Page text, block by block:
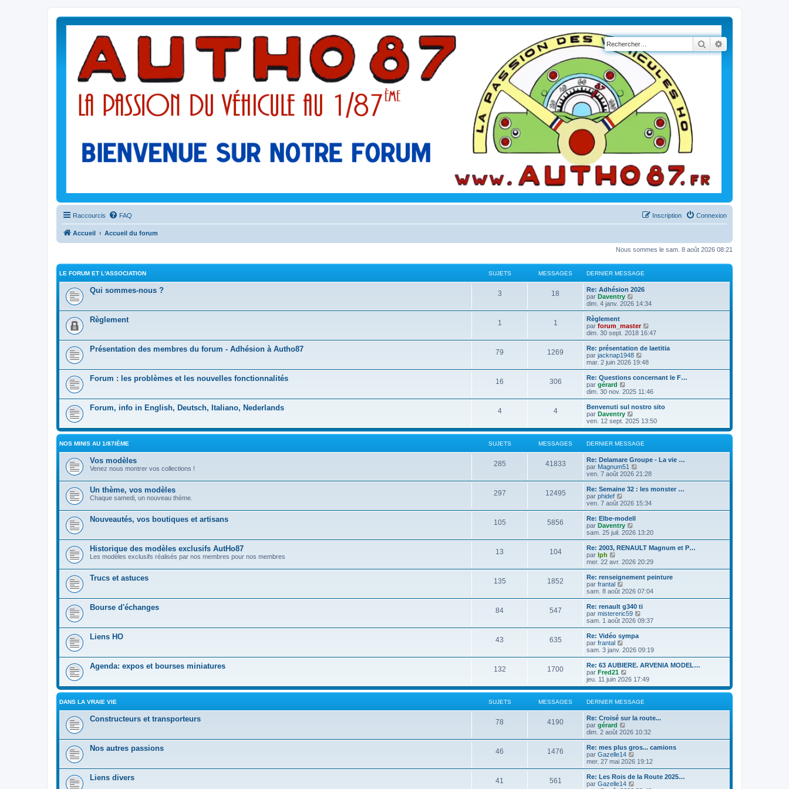
Rechercher
Raccourcis FAQ Connexion
Inscription
Accueil Accueil du forum
Nous sommes le sam. 8 août 2026 08:21
LE FORUM ET L'ASSOCIATION SUJETS MESSAGES DERNIER MESSAGE
Qui sommes-nous ? 3 18
Re: Adhésion 2026
par Daventry
o
n
u
l
r
l
e
e
n
i
e
m
e
s
s
a
g
e
dim. 4 janv. 2026 14:34
Règlement 1 1
Règlement
par forum_master
o
n
s
r
l
e
e
n
i
m
e
s
a
g
dim. 30 sept. 2018 16:47
Présentation des membres du forum - Adhésion à Autho87 79 1269
Re: présentation de laetitia
par jacknap1948
o
n
s
l
e
r
l
e
d
r
n
i
r
m
e
s
a
mar. 2 juin 2026 19:48
Forum : les problèmes et les nouvelles fonctionnalités 16 306
Re: Questions concernant le F…
par gérard
o
n
s
u
l
e
r
l
e
d
e
r
n
i
r
m
e
s
s
a
g
dim. 30 nov. 2025 11:46
Forum, info in English, Deutsch, Italiano, Nederlands 4 4
Benvenuti sul nostro sito
par Daventry
o
n
s
u
e
r
l
e
d
r
n
r
m
e
s
a
g
ven. 12 sept. 2025 13:50
NOS MINIS AU 1/87IÈME SUJETS MESSAGES DERNIER MESSAGE
Vos modèles
Venez nous montrer vos collections !
285 41833
Re: Delamare Groupe - La vie …
par Magnum51
o
n
s
l
l
e
e
n
i
e
m
e
s
s
a
g
e
ven. 7 août 2026 21:28
Un thème, vos modèles
Chaque samedi, un nouveau thème.
297 12495
Re: Semaine 32 : les monster …
par phidef
o
n
s
u
l
e
r
l
e
e
n
i
e
r
m
e
s
a
g
e
ven. 7 août 2026 15:34
Nouveautés, vos boutiques et artisans 105 5856
Re: Elbe-modell
par Daventry
o
n
s
l
r
l
e
e
r
n
i
e
m
e
s
a
g
e
sam. 25 juil. 2026 13:20
Historique des modèles exclusifs AutHo87
Les modèles exclusifs réalisés par nos membres pour nos membres
13 104
Re: 2003, RENAULT Magnum et P…
par lph
o
n
s
u
l
e
r
l
e
e
r
n
i
e
r
m
e
s
s
a
g
e
mer. 22 avr. 2026 20:29
Trucs et astuces 135 1852
Re: renseignement peinture
par frantal
o
n
s
u
l
r
l
e
e
r
n
i
r
m
e
s
s
a
g
e
sam. 8 août 2026 07:04
Bourse d'échanges 84 547
Re: renault g340 ti
par mistereric59
o
n
l
e
r
e
d
r
n
i
r
m
e
s
a
g
sam. 1 août 2026 09:37
Liens HO 43 635
Re: Vidéo sympa
par frantal
o
n
s
u
l
e
r
l
e
d
e
r
n
i
e
r
m
e
s
sam. 3 janv. 2026 09:19
Agenda: expos et bourses miniatures 132 1700
Re: 63 AUBIERE. ARVENIA MODEL…
par Fred21
o
n
s
u
e
l
e
d
e
r
n
i
e
jeu. 11 juin 2026 17:49
DANS LA VRAIE VIE SUJETS MESSAGES DERNIER MESSAGE
Constructeurs et transporteurs 78 4190
Re: Croisé sur la route...
par gérard
o
n
s
u
l
r
l
dim. 2 août 2026 10:32
Nos autres passions 46 1476
Re: mes plus gros... camions
par Gazelle14
o
n
s
mer. 27 mai 2026 19:12
Liens divers 41 561
Re: Les Rois de la Route 2025…
par Gazelle14